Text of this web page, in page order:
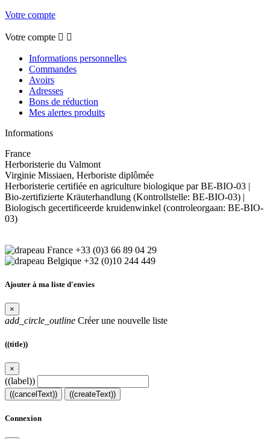
Votre compte
Votre compte  
Informations personnelles
Commandes
Avoirs
Adresses
Bons de réduction
Mes alertes produits
Informations
France
Herboristerie du Valmont
Virginie Missiaen, Herboriste diplômée
Herboristerie certifiée en agriculture biologique par BE-BIO-03 |
Bio-zertifizierte Kräuterhandlung (Kontrollstelle: BE-BIO-03) |
Biologisch gecertificeerde kruidenwinkel (controleorgaan: BE-BIO-
03)
+33 (0)3 66 89 04 29
+32 (0)10 244 449
Ajouter à ma liste d'envies
×
add_circle_outline Créer une nouvelle liste
((title))
×
((label))
((cancelText)) ((createText))
Connexion